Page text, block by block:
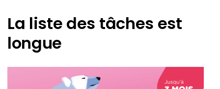
La liste des tâches est
longue